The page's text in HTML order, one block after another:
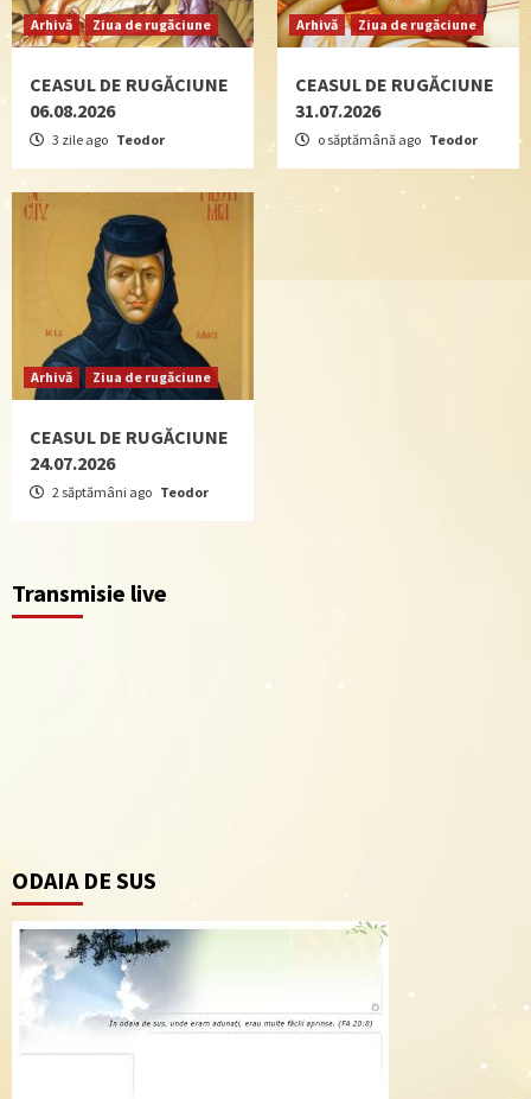
Arhivă Ziua de rugăciune
CEASUL DE RUGĂCIUNE
06.08.2026
3 zile ago Teodor
Arhivă Ziua de rugăciune
CEASUL DE RUGĂCIUNE
31.07.2026
o săptămână ago Teodor
Arhivă Ziua de rugăciune
CEASUL DE RUGĂCIUNE
24.07.2026
2 săptămâni ago Teodor
Transmisie live
ODAIA DE SUS